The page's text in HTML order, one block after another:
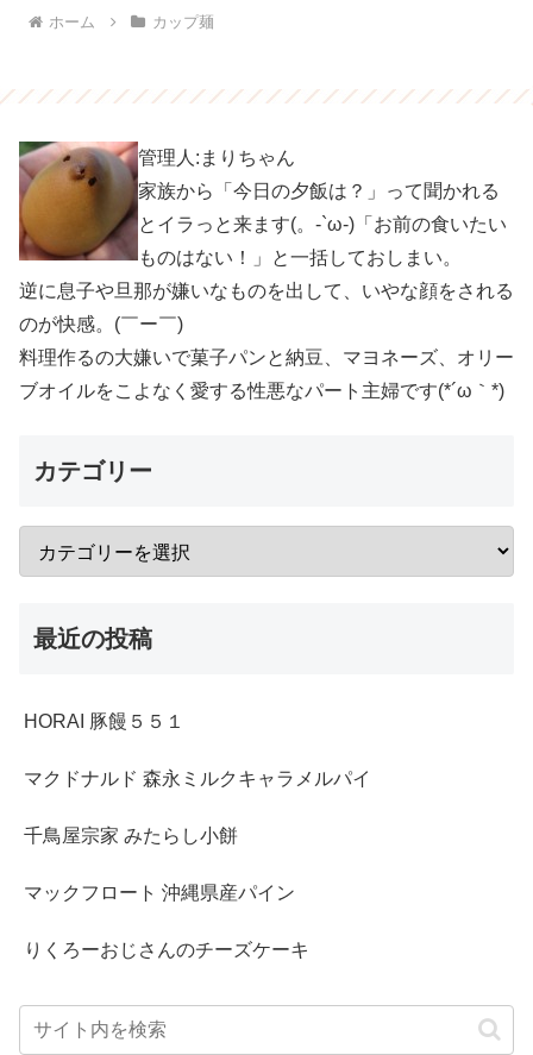
ホーム カップ麺
管理人:まりちゃん
家族から「今日の夕飯は？」って聞かれる
とイラっと来ます(。-`ω-)「お前の食いたい
ものはない！」と一括しておしまい。
逆に息子や旦那が嫌いなものを出して、いやな顔をされる
のが快感。(￣ー￣)
料理作るの大嫌いで菓子パンと納豆、マヨネーズ、オリー
ブオイルをこよなく愛する性悪なパート主婦です(*´ω｀*)
カテゴリー
最近の投稿
HORAI 豚饅５５１
マクドナルド 森永ミルクキャラメルパイ
千鳥屋宗家 みたらし小餅
マックフロート 沖縄県産パイン
りくろーおじさんのチーズケーキ